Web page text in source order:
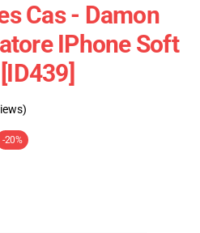
Cas - Damon
IPhone Soft
-20%